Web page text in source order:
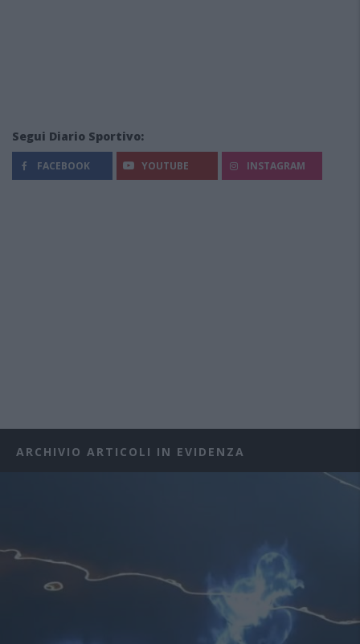
Segui Diario Sportivo:
FACEBOOK YOUTUBE INSTAGRAM
ARCHIVIO ARTICOLI IN EVIDENZA